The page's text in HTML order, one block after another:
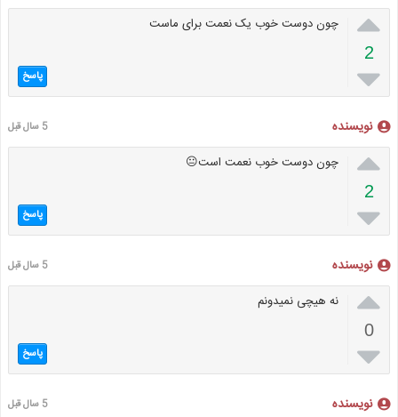

2

چون دوست خوب یک نعمت برای ماست
پاسخ
نویسنده 5 سال قبل

2

چون دوست خوب نعمت است😐
پاسخ
نویسنده 5 سال قبل

0

نه هیچی نمیدونم
پاسخ
نویسنده 5 سال قبل